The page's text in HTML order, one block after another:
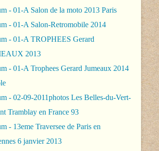
- 01-A Salon de la moto 2013 Paris
- 01-A Salon-Retromobile 2014
- 01-A TROPHEES Gerard
2013
- 01-A Trophees Gerard Jumeaux 2014
- 02-09-2011photos Les Belles-du-Vert-
Tramblay en France 93
- 13eme Traversee de Paris en
6 janvier 2013